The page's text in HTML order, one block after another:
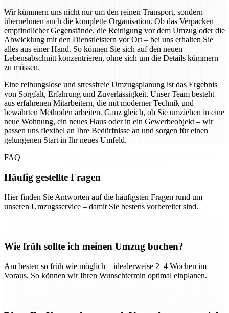
Wir kümmern uns nicht nur um den reinen Transport, sondern
übernehmen auch die komplette Organisation. Ob das Verpacken
empfindlicher Gegenstände, die Reinigung vor dem Umzug oder die
Abwicklung mit den Dienstleistern vor Ort – bei uns erhalten Sie
alles aus einer Hand. So können Sie sich auf den neuen
Lebensabschnitt konzentrieren, ohne sich um die Details kümmern
zu müssen.
Eine reibungslose und stressfreie Umzugsplanung ist das Ergebnis
von Sorgfalt, Erfahrung und Zuverlässigkeit. Unser Team besteht
aus erfahrenen Mitarbeitern, die mit moderner Technik und
bewährten Methoden arbeiten. Ganz gleich, ob Sie umziehen in eine
neue Wohnung, ein neues Haus oder in ein Gewerbeobjekt – wir
passen uns flexibel an Ihre Bedürfnisse an und sorgen für einen
gelungenen Start in Ihr neues Umfeld.
FAQ
Häufig gestellte Fragen
Hier finden Sie Antworten auf die häufigsten Fragen rund um
unseren Umzugsservice – damit Sie bestens vorbereitet sind.
Wie früh sollte ich meinen Umzug buchen?
Am besten so früh wie möglich – idealerweise 2–4 Wochen im
Voraus. So können wir Ihren Wunschtermin optimal einplanen.